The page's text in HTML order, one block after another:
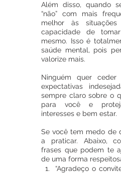
Além disso, quando
“não” com mais
melhor às
capacidade de
mesmo. Isso é
saúde mental, pois
valorize mais.
Ninguém quer
expectativas
sempre claro sobre o
para você e
interesses e bem estar.
Se você tem medo de
a praticar. Abaixo,
frases que podem te
de uma forma
“Agradeço o